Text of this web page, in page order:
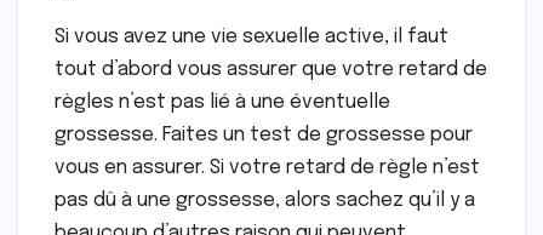
Si vous avez une vie sexuelle active, il faut
tout d’abord vous assurer que votre retard de
règles n’est pas lié à une éventuelle
grossesse. Faites un test de grossesse pour
vous en assurer. Si votre retard de règle n’est
pas dû à une grossesse, alors sachez qu’il y a